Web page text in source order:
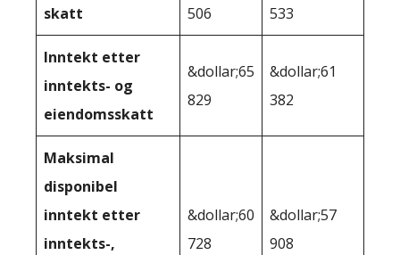
skatt
506
533
Inntekt etter
inntekts- og
eiendomsskatt
&dollar;65
829
&dollar;61
382
Maksimal
disponibel
inntekt etter
inntekts-,
&dollar;60
728
&dollar;57
908